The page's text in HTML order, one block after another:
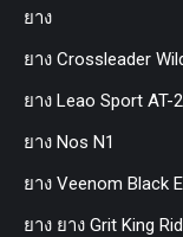
ยาง
ยาง Crossleader
ยาง Leao Sport AT-2
ยาง Nos N1
ยาง Veenom Black
ยาง ยาง Grit King